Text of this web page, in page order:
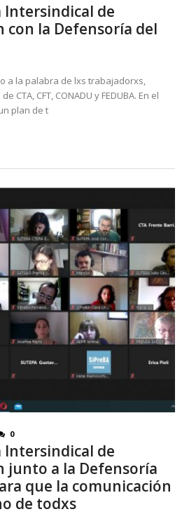
Intersindical de
con la Defensoría del
a la palabra de lxs trabajadorxs,
CTA, CFT, CONADU y FEDUBA. En el
plan de t
0
Intersindical de
junto a la Defensoría
que la comunicación
de todxs